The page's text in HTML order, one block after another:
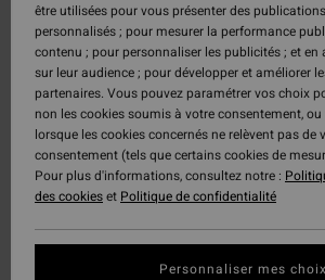
être utilisées pour vous présenter des
personnalisés ; pour mesurer la performance
contenu ; pour personnaliser les publicités ; et en
sur leur audience ; pour développer et améliorer
partenaires. Vous pouvez paramétrer vos choix
non les cookies soumis à votre consentement,
lorsque les cookies concernés ne relèvent pas de
consentement (tels que certains cookies de
Pour plus d'informations, consultez notre :
des cookieset Politique de confidentialité
Personnaliser mes choix